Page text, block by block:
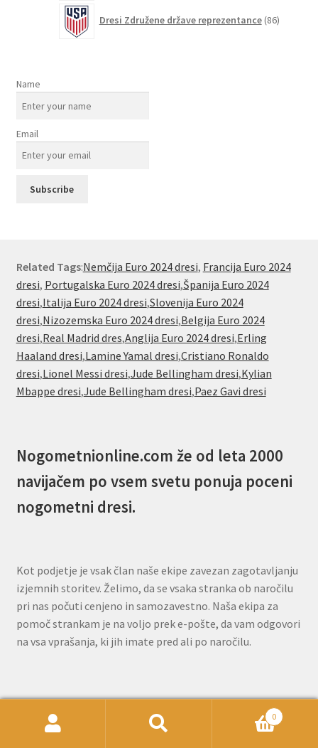
Dresi Združene države reprezentance 86izdelkov
Name
Email
Related Tags:Nemčija Euro 2024 dresi, Francija Euro 2024
dresi, Portugalska Euro 2024 dresi,Španija Euro 2024
dresi,Italija Euro 2024 dresi,Slovenija Euro 2024
dresi,Nizozemska Euro 2024 dresi,Belgija Euro 2024
dresi,Real Madrid dres,Anglija Euro 2024 dresi,Erling
Haaland dresi,Lamine Yamal dresi,Cristiano Ronaldo
dresi,Lionel Messi dresi,Jude Bellingham dresi,Kylian
Mbappe dresi,Jude Bellingham dresi,Paez Gavi dresi
Nogometnionline.com že od leta 2000
navijačem po vsem svetu ponuja poceni
nogometni dresi.
Kot podjetje je vsak član naše ekipe zavezan zagotavljanju
izjemnih storitev. Želimo, da se vsaka stranka ob naročilu
pri nas počuti cenjeno in samozavestno. Naša ekipa za
pomoč strankam je na voljo prek e-pošte, da vam odgovori
na vsa vprašanja, ki jih imate pred ali po naročilu.
E-novice:Bodite obveščeni o novostih in
posebnih ponudbah!
0